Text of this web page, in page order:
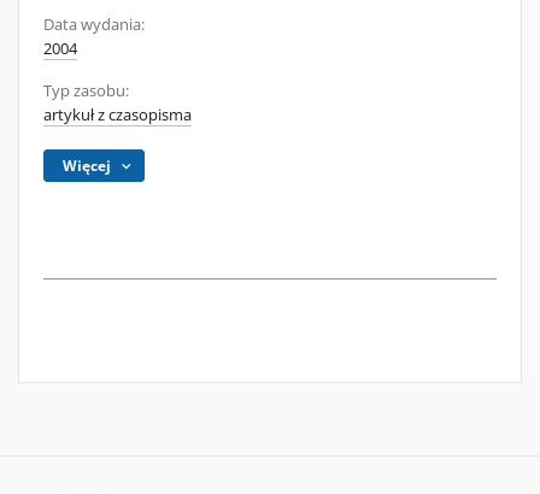
Data wydania:
2004
Typ zasobu:
artykuł z czasopisma
Więcej